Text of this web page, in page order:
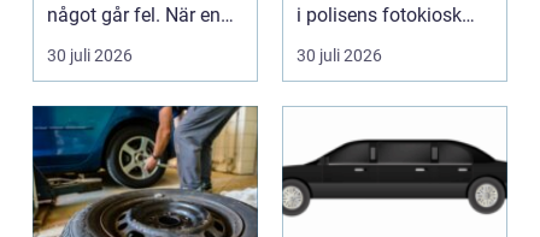
något går fel. När en
pump stannar hand...
30 juli 2026
i polisens fotokiosk
eller hos fotografen...
30 juli 2026